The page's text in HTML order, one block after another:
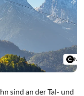
sind an der Tal- und